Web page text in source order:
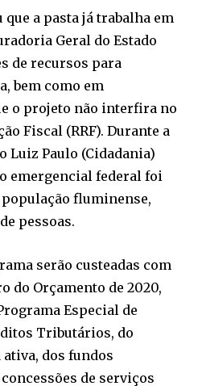
a pasta já trabalha em
Geral do Estado
de recursos para
bem como em
o projeto não interfira no
Fiscal (RRF). Durante a
Luiz Paulo (Cidadania)
emergencial federal foi
fluminense,
pessoas.
serão custeadas com
do Orçamento de 2020,
Especial de
Tributários, do
dos fundos
de serviços